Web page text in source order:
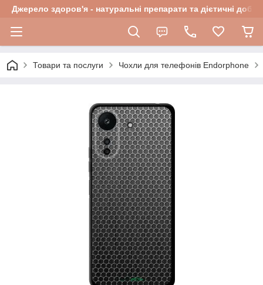
Джерело здоров'я - натуральні препарати та дієтичні
Товари та послуги Чохли для телефонів Endorphone